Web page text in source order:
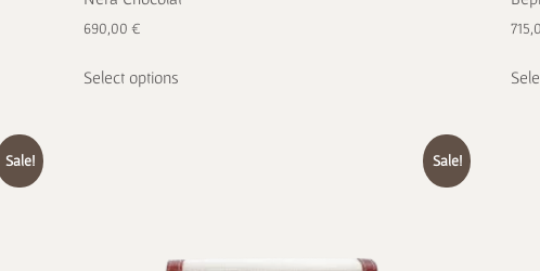
690,00 €
Select options
Sale! Sale!